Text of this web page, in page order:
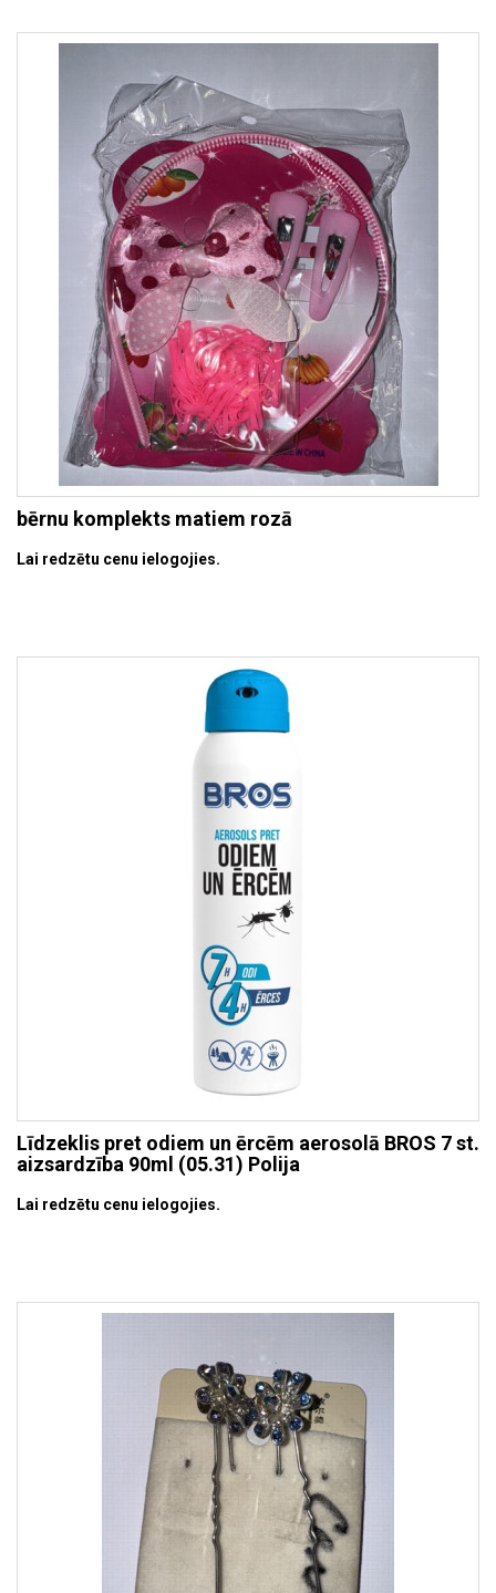
bērnu komplekts matiem rozā
Lai redzētu cenu ielogojies.
Līdzeklis pret odiem un ērcēm aerosolā BROS 7 st.
aizsardzība 90ml (05.31) Polija
Lai redzētu cenu ielogojies.